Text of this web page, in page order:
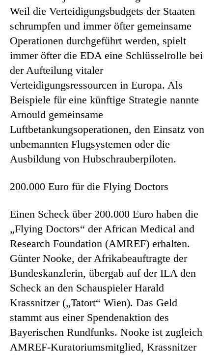
Weil die Verteidigungsbudgets der Staaten
schrumpfen und immer öfter gemeinsame
Operationen durchgeführt werden, spielt
immer öfter die EDA eine Schlüsselrolle bei
der Aufteilung vitaler
Verteidigungsressourcen in Europa. Als
Beispiele für eine künftige Strategie nannte
Arnould gemeinsame
Luftbetankungsoperationen, den Einsatz von
unbemannten Flugsystemen oder die
Ausbildung von Hubschrauberpiloten.
200.000 Euro für die Flying Doctors
Einen Scheck über 200.000 Euro haben die
„Flying Doctors“ der African Medical and
Research Foundation (AMREF) erhalten.
Günter Nooke, der Afrikabeauftragte der
Bundeskanzlerin, übergab auf der ILA den
Scheck an den Schauspieler Harald
Krassnitzer („Tatort“ Wien). Das Geld
stammt aus einer Spendenaktion des
Bayerischen Rundfunks. Nooke ist zugleich
AMREF-Kuratoriumsmitglied, Krassnitzer